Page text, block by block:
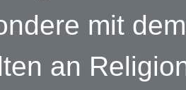
mit dem
an